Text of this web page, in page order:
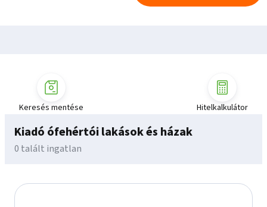
Kiadó ófehértói lakások és házak
0 talált ingatlan
Keresés mentése Hitelkalkulátor